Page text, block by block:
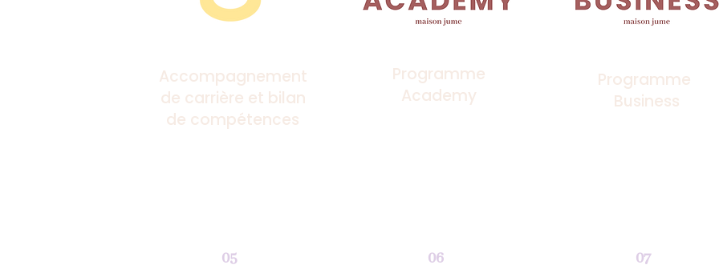
Accompagnement
de carrière et bilan
de compétences
Programme
Academy
Programme
Business
05 06 07